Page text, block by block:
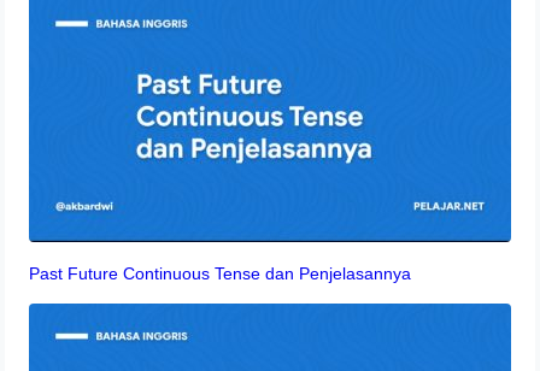
Past Future Continuous Tense dan Penjelasannya